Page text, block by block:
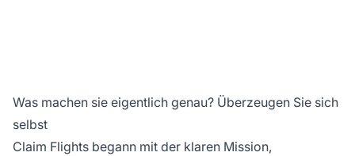
Was machen sie eigentlich genau? Überzeugen Sie sich
selbst
Claim Flights begann mit der klaren Mission,